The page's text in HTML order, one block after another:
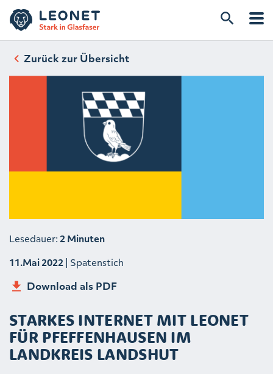
Zurück zur Übersicht
Lesedauer: 2 Minuten
11.Mai 2022| Spatenstich
Download als PDF
STARKES INTERNET MIT LEONET
FÜR PFEFFENHAUSEN IM
LANDKREIS LANDSHUT